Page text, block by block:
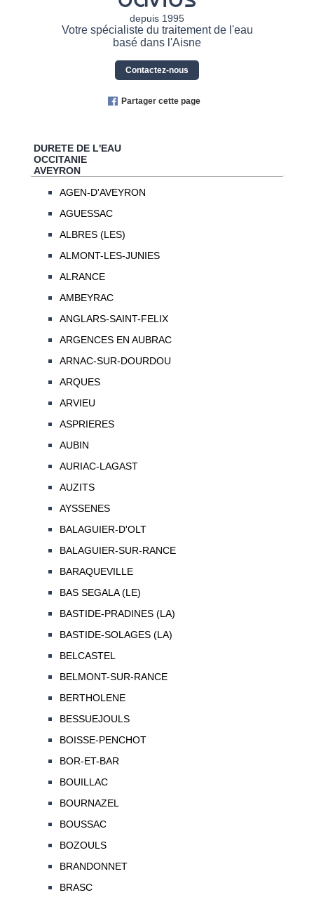
depuis 1995
Votre spécialiste du traitement de l'eau
basé dans l'Aisne
Contactez-nous
Partager cette page
DURETE DE L'EAU
OCCITANIE
AVEYRON
AGEN-D'AVEYRON
AGUESSAC
ALBRES (LES)
ALMONT-LES-JUNIES
ALRANCE
AMBEYRAC
ANGLARS-SAINT-FELIX
ARGENCES EN AUBRAC
ARNAC-SUR-DOURDOU
ARQUES
ARVIEU
ASPRIERES
AUBIN
AURIAC-LAGAST
AUZITS
AYSSENES
BALAGUIER-D'OLT
BALAGUIER-SUR-RANCE
BARAQUEVILLE
BAS SEGALA (LE)
BASTIDE-PRADINES (LA)
BASTIDE-SOLAGES (LA)
BELCASTEL
BELMONT-SUR-RANCE
BERTHOLENE
BESSUEJOULS
BOISSE-PENCHOT
BOR-ET-BAR
BOUILLAC
BOURNAZEL
BOUSSAC
BOZOULS
BRANDONNET
BRASC